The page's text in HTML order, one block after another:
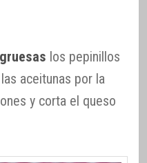
los pepinillos
aceitunas por la
y corta el queso